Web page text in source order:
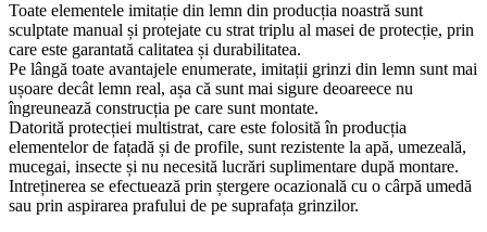
Toate elementele imitație din lemn din producția noastră sunt
sculptate manual și protejate cu strat triplu al masei de protecție, prin
care este garantată calitatea și durabilitatea.
Pe lângă toate avantajele enumerate, imitații grinzi din lemn sunt mai
ușoare decât lemn real, așa că sunt mai sigure deoareece nu
îngreunează construcția pe care sunt montate.
Datorită protecției multistrat, care este folosită în producția
elementelor de fațadă și de profile, sunt rezistente la apă, umezeală,
mucegai, insecte și nu necesită lucrări suplimentare după montare.
Intreținerea se efectuează prin ștergere ocazională cu o cârpă umedă
sau prin aspirarea prafului de pe suprafața grinzilor.